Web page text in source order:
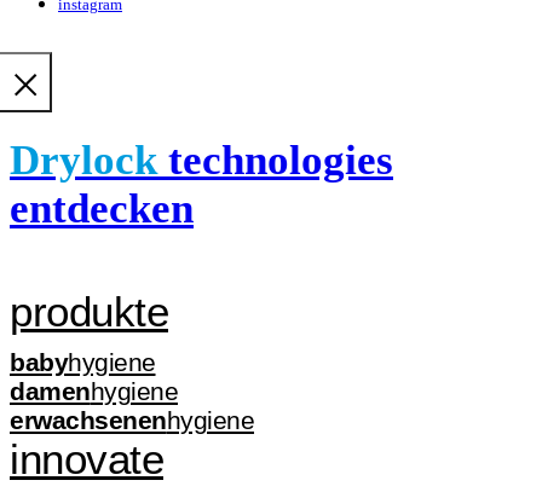
instagram
Drylocktechnologies
entdecken
produkte
babyhygiene
damenhygiene
erwachsenenhygiene
innovate